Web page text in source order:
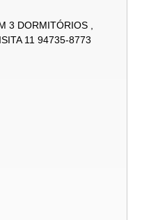
3 DORMITÓRIOS ,
11 94735-8773